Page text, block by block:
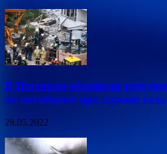
В Ногинске объявили
по погибшим при взрыве газа
28.05.2022